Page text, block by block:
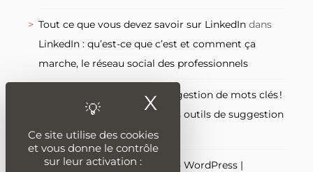
Tout ce que vous devez savoir sur LinkedIn dans
LinkedIn : qu’est-ce que c’est et comment ça
marche, le réseau social des professionnels
Tout savoir sur l’outil de suggestion de mots clés !
Quels sont les meilleurs outils de suggestion
de mots-clés ?
Yoast SEO le guide complet - WordPress |
Ce site utilise des cookies
et vous donne le contrôle
sur leur activation :
X Masquer le